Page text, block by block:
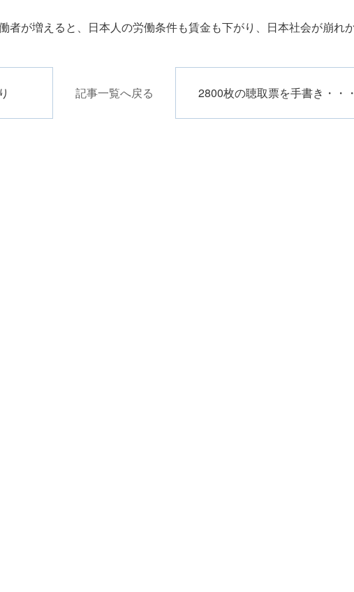
者が増えると、日本人の労働条件も賃金も下がり、日本社会が崩れか
記事一覧へ戻る